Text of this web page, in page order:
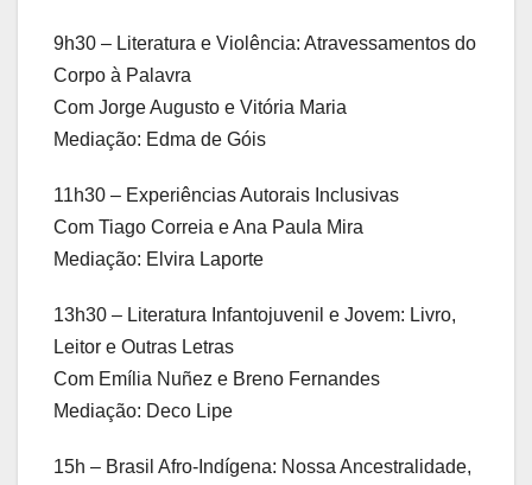
9h30 – Literatura e Violência: Atravessamentos do
Corpo à Palavra
Com Jorge Augusto e Vitória Maria
Mediação: Edma de Góis
11h30 – Experiências Autorais Inclusivas
Com Tiago Correia e Ana Paula Mira
Mediação: Elvira Laporte
13h30 – Literatura Infantojuvenil e Jovem: Livro,
Leitor e Outras Letras
Com Emília Nuñez e Breno Fernandes
Mediação: Deco Lipe
15h – Brasil Afro-Indígena: Nossa Ancestralidade,